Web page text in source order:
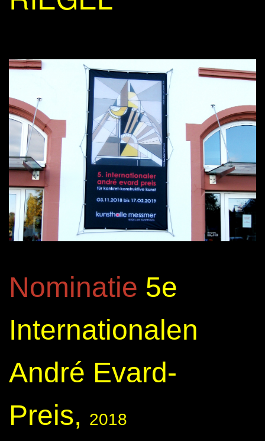
Nominatie 5e
Internationalen
André Evard-
Preis, 2018